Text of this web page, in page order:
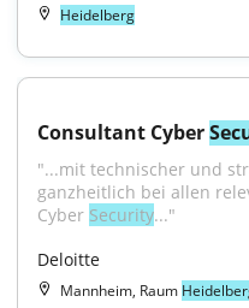
Heidelberg
Consultant Cyber
"...mit technischer und
ganzheitlich bei allen
Cyber Security..."
Deloitte
Mannheim, Raum